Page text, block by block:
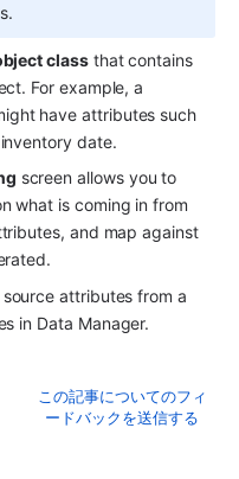
class that contains
For example, a
have attributes such
date.
screen allows you to
what is coming in from
and map against
in Data Manager.
この記事についてのフィ
ードバックを送信する